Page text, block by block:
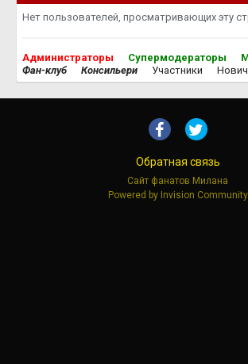
Нет пользователей, просматривающих эту
Администраторы Супермодераторы
Фан-клуб
Консильери Участники
Обратная связь
Сайт фанатов Милана
Powered by Invision Community